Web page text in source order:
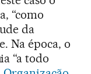
“como
da
Na época, o
“a todo